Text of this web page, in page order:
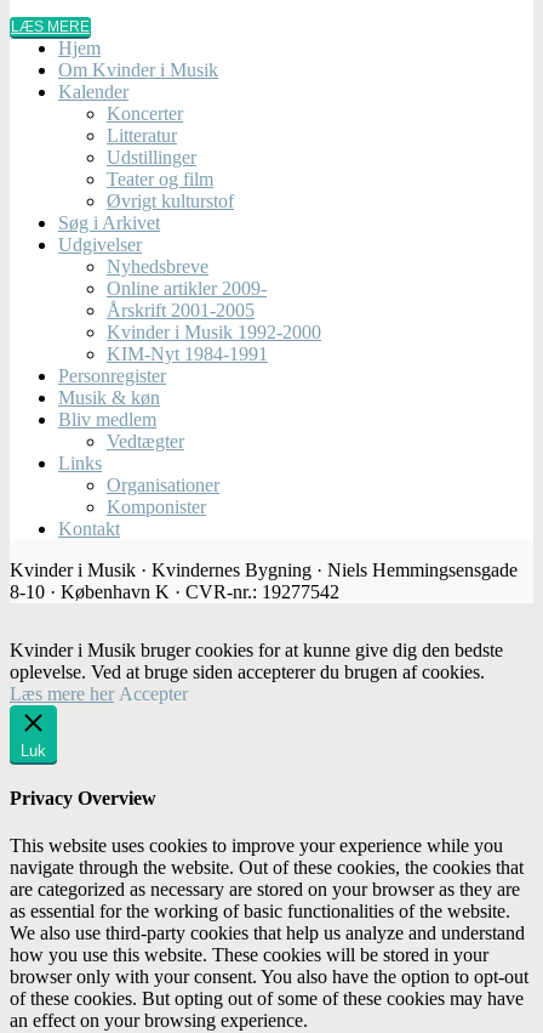
LÆS MERE
Hjem
Om Kvinder i Musik
Kalender
Koncerter
Litteratur
Udstillinger
Teater og film
Øvrigt kulturstof
Søg i Arkivet
Udgivelser
Nyhedsbreve
Online artikler 2009-
Årskrift 2001-2005
Kvinder i Musik 1992-2000
KIM-Nyt 1984-1991
Personregister
Musik & køn
Bliv medlem
Vedtægter
Links
Organisationer
Komponister
Kontakt
Kvinder i Musik · Kvindernes Bygning · Niels Hemmingsensgade
8-10 · København K · CVR-nr.: 19277542
Kvinder i Musik bruger cookies for at kunne give dig den bedste
oplevelse. Ved at bruge siden accepterer du brugen af cookies.
Læs mere her Accepter
Luk
Privacy Overview
This website uses cookies to improve your experience while you
navigate through the website. Out of these cookies, the cookies that
are categorized as necessary are stored on your browser as they are
as essential for the working of basic functionalities of the website.
We also use third-party cookies that help us analyze and understand
how you use this website. These cookies will be stored in your
browser only with your consent. You also have the option to opt-out
of these cookies. But opting out of some of these cookies may have
an effect on your browsing experience.